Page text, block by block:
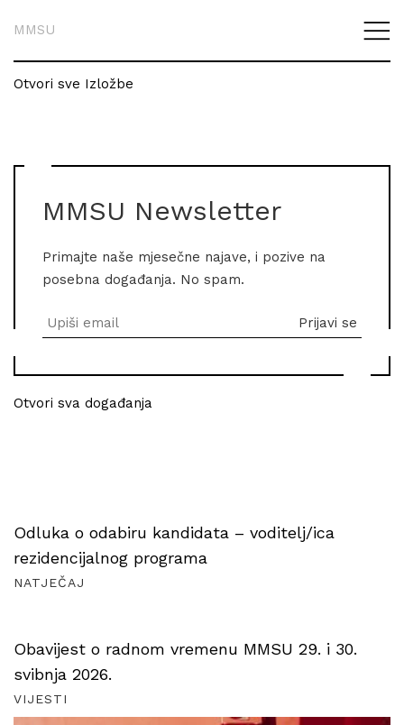
MMSU
Otvori sve Izložbe
MMSU Newsletter
Primajte naše mjesečne najave, i pozive na
posebna događanja. No spam.
Otvori sva događanja
Odluka o odabiru kandidata – voditelj/ica
rezidencijalnog programa
NATJEČAJ
Obavijest o radnom vremenu MMSU 29. i 30.
svibnja 2026.
VIJESTI